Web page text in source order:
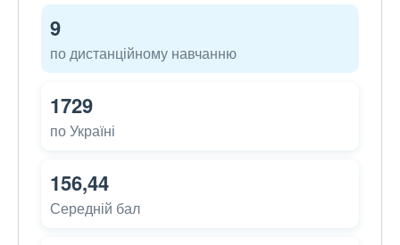
9
по дистанційному навчанню
1729
по Україні
156,44
Середній бал